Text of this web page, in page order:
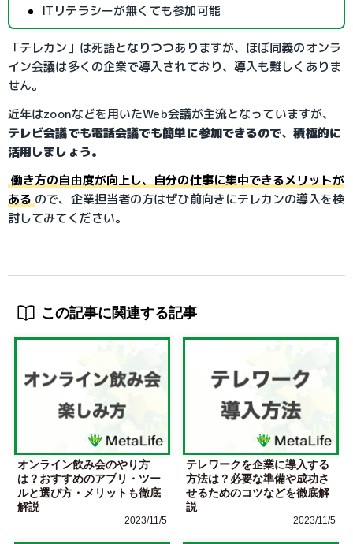
ITリテラシーが無くても参加可能
「テレカン」は死語となりつつありますが、ほぼ同義のオンラ
イン会議は多くの企業で導入されており、導入も難しくありま
せん。
近年はzoonなどを用いたWeb会議が主流となっていますが、
テレビ会議でも電話会議でも簡単に参加できるので、積極的に
活用しましょう。
働き方の自由度が向上し、自分の仕事に集中できるメリットが
ある ので、企業担当者の方はぜひ前向きにテレカンの導入を検
討してみてください。
この記事に関連する記事
オンライン飲み会のやり方
は？おすすめのアプリ・ツー
ルと選び方・メリットも徹底
解説
2023/11/5
テレワークを企業に導入する
方法は？必要な準備や成功さ
せるためのコツなどを徹底解
説
2023/11/5